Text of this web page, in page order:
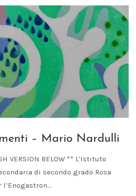
– Mario Nardulli
BELOW ** L'Istituto
di secondo grado Rosa